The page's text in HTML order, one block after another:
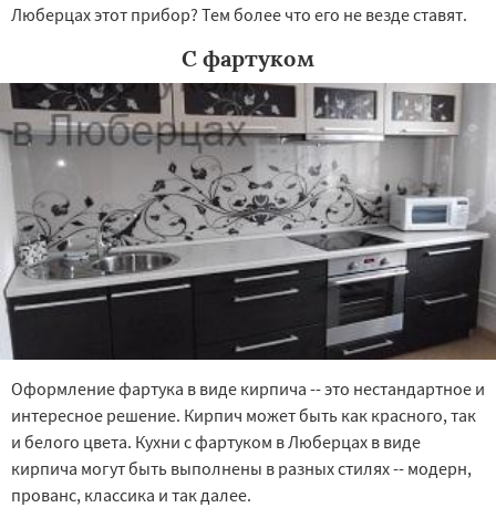
Люберцах этот прибор? Тем более что его не везде ставят.
С фартуком
Оформление фартука в виде кирпича -- это нестандартное и
интересное решение. Кирпич может быть как красного, так
и белого цвета. Кухни с фартуком в Люберцах в виде
кирпича могут быть выполнены в разных стилях -- модерн,
прованс, классика и так далее.